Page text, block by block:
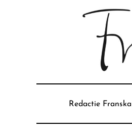
Redactie Franska